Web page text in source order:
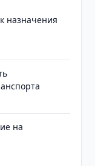
назначения
на